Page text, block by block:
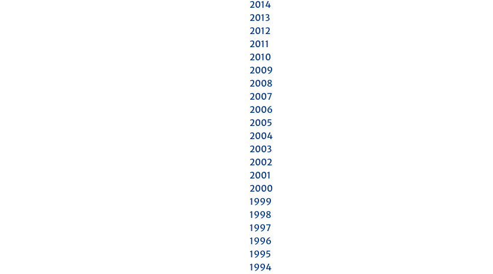
2014
2013
2012
2011
2010
2009
2008
2007
2006
2005
2004
2003
2002
2001
2000
1999
1998
1997
1996
1995
1994